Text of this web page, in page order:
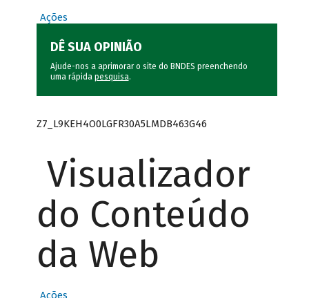
Ações
DÊ SUA OPINIÃO
Ajude-nos a aprimorar o site do BNDES preenchendo
uma rápida pesquisa.
Z7_L9KEH4O0LGFR30A5LMDB463G46
Visualizador
do Conteúdo
da Web